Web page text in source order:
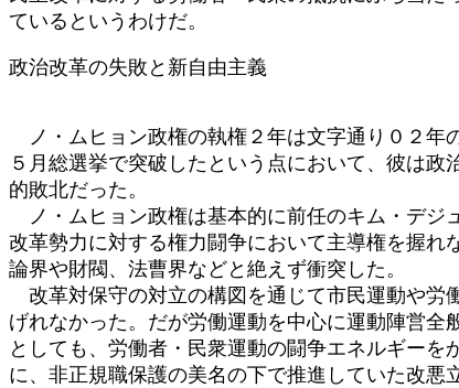
ているというわけだ。
政治改革の失敗と新自由主義
ノ・ムヒョン政権の執権２年は文字通り０２年
５月総選挙で突破したという点において、彼は
的敗北だった。
ノ・ムヒョン政権は基本的に前任のキム・デジ
改革勢力に対する権力闘争において主導権を握れ
論界や財閥、法曹界などと絶えず衝突した。
改革対保守の対立の構図を通じて市民運動や労
げれなかった。だが労働運動を中心に運動陣営全
としても、労働者・民衆運動の闘争エネルギーを
に、非正規職保護の美名の下で推進していた改悪